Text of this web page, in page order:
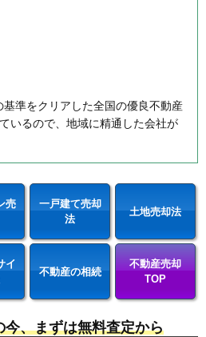
準をクリアした全国の優良不動産
いるので、地域に精通した会社が
売
一戸建て売却
法
土地売却法
イ
不動産の相続
不動産売却
TOP
今、まずは無料査定から